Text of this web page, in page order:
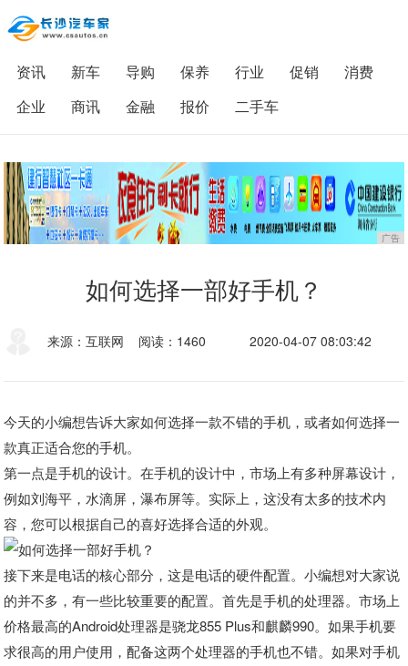
资讯 新车 导购 保养 行业 促销
消费
企业
商讯 金融 报价 二手车
广告
如何选择一部好手机？
来源：互联网 阅读：1460 2020-04-07 08:03:42
今天的小编想告诉大家如何选择一款不错的手机，或者如何选择一
款真正适合您的手机。
第一点是手机的设计。在手机的设计中，市场上有多种屏幕设计，
例如刘海平，水滴屏，瀑布屏等。实际上，这没有太多的技术内
容，您可以根据自己的喜好选择合适的外观。
接下来是电话的核心部分，这是电话的硬件配置。小编想对大家说
的并不多，有一些比较重要的配置。首先是手机的处理器。市场上
价格最高的Android处理器是骁龙855 Plus和麒麟990。如果手机要
求很高的用户使用，配备这两个处理器的手机也不错。如果对手机